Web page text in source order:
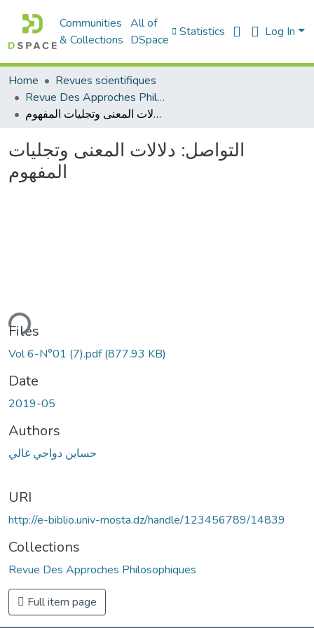
Communities
& Collections
All of
DSpace
Statistics Log In
Home
Revues scientifiques
Revue Des Approches Philosophiques
التواصل: دلالات المعنى وتجليات المفهوم
التواصل: دلالات المعنى وتجليات
المفهوم
Files
Vol 6-N°01 (7).pdf(877.93 KB)
Date
2019-05
Authors
حساين دواجي غالي
URI
http://e-biblio.univ-mosta.dz/handle/123456789/14839
Collections
Revue Des Approches Philosophiques
Full item page